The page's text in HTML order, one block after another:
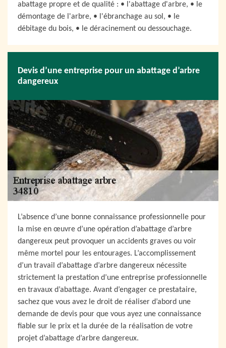
abattage propre et de qualité : • l'abattage d'arbre, • le
démontage de l'arbre, • l'ébranchage au sol, • le
débitage du bois, • le déracinement ou dessouchage.
Devis d’une entreprise pour un abattage d’arbre
dangereux
L’absence d’une bonne connaissance professionnelle pour
la mise en œuvre d’une opération d’abattage d’arbre
dangereux peut provoquer un accidents graves ou voir
même mortel pour les entourages. L’accomplissement
d’un travail d’abattage d’arbre dangereux nécessite
strictement la prestation d’une entreprise professionnelle
en travaux d’abattage. Avant d’engager ce prestataire,
sachez que vous avez le droit de réaliser d’abord une
demande de devis pour que vous ayez une connaissance
fiable sur le prix et la durée de la réalisation de votre
projet d’abattage d’arbre dangereux.